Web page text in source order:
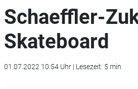
Schaeffler-
Skateboard
01.07.2022 10:54 Uhr | Lesezeit: 5 min